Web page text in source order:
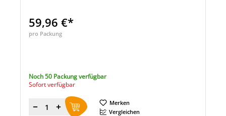
59,96 €*
pro Packung
Noch 50 Packung verfügbar
Sofort verfügbar
Menge
Merken
Vergleichen